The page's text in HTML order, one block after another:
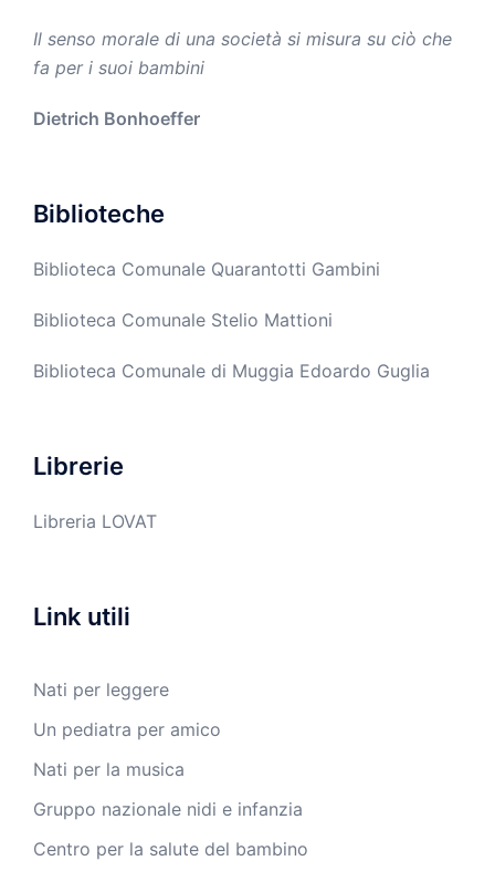
Il senso morale di una società si misura su ciò che
fa per i suoi bambini
Dietrich Bonhoeffer
Biblioteche
Biblioteca Comunale Quarantotti Gambini
Biblioteca Comunale Stelio Mattioni
Biblioteca Comunale di Muggia Edoardo Guglia
Librerie
Libreria LOVAT
Link utili
Nati per leggere
Un pediatra per amico
Nati per la musica
Gruppo nazionale nidi e infanzia
Centro per la salute del bambino